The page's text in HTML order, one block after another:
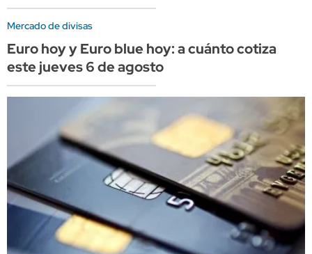
Mercado de divisas
Euro hoy y Euro blue hoy: a cuánto cotiza
este jueves 6 de agosto